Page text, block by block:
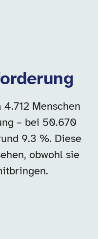
Menschen
– bei 50.670
9.3 %. Diese
obwohl sie